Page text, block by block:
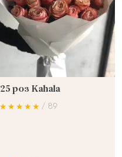
25 роз Kahala
/ 89